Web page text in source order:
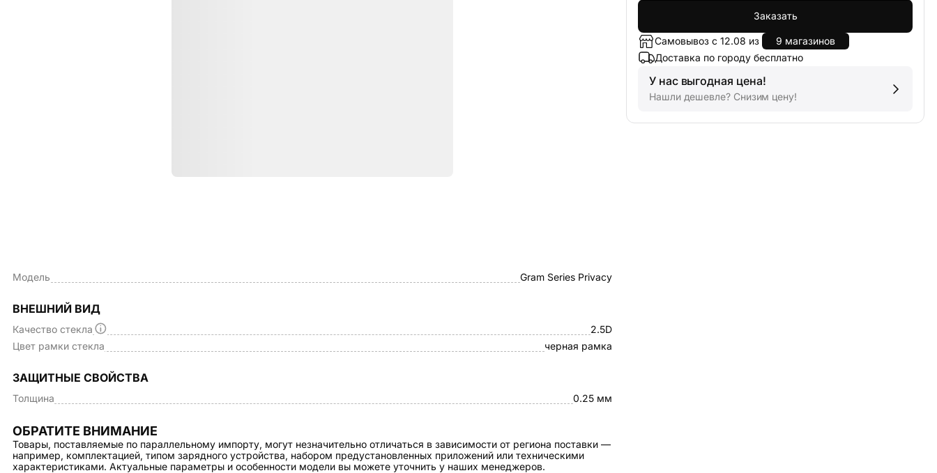
Модель
Gram Series Privacy
ВНЕШНИЙ ВИД
Качество стекла
2.5D
Цвет рамки стекла
черная рамка
ЗАЩИТНЫЕ СВОЙСТВА
Толщина 0.25 мм
ОБРАТИТЕ ВНИМАНИЕ
Товары, поставляемые по параллельному импорту, могут незначительно отличаться в зависимости от региона поставки —
например, комплектацией, типом зарядного устройства, набором предустановленных приложений или техническими
характеристиками. Актуальные параметры и особенности модели вы можете уточнить у наших менеджеров.
Заказать
Самовывоз с 12.08 из
9 магазинов
Доставка по городу бесплатно
У нас выгодная цена!
Нашли дешевле? Снизим цену!